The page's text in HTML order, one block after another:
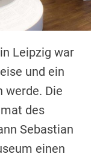
Leipzig war
und ein
werde. Die
des
Sebastian
einen